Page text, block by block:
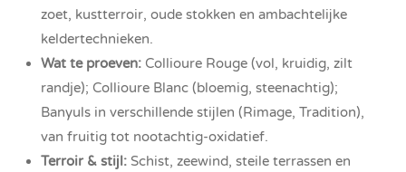
zoet, kustterroir, oude stokken en ambachtelijke
keldertechnieken.
Wat te proeven: Collioure Rouge (vol, kruidig, zilt
randje); Collioure Blanc (bloemig, steenachtig);
Banyuls in verschillende stijlen (Rimage, Tradition),
van fruitig tot nootachtig-oxidatief.
Terroir & stijl: Schist, zeewind, steile terrassen en